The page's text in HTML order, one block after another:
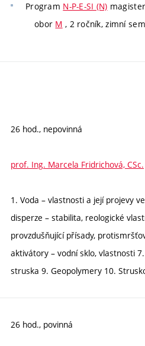
Program N-P-E-SI (N)
obor M , 2 ročník, zimní
26 hod., nepovinná
prof. Ing. Marcela Fridrichová, CSc.
1. Voda – vlastnosti a její projevy
disperze – stabilita, reologické
provzdušňující přísady,
aktivátory – vodní sklo, vlastnosti
struska 9. Geopolymery 10.
26 hod., povinná